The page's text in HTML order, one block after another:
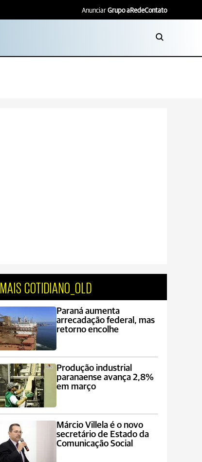
Anunciar Grupo aRedeContato
MAIS COTIDIANO_OLD
Paraná aumenta
arrecadação federal, mas
retorno encolhe
Produção industrial
paranaense avança 2,8%
em março
Márcio Villela é o novo
secretário de Estado da
Comunicação Social